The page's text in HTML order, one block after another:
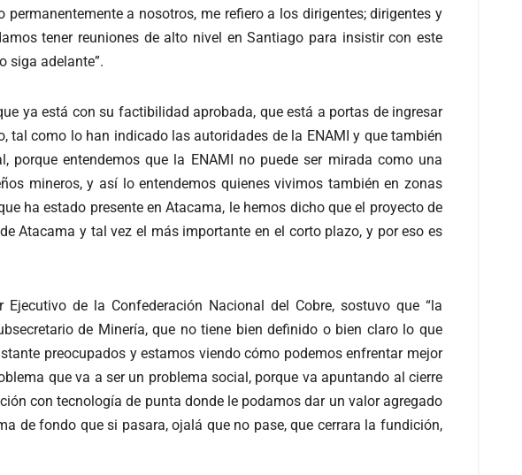
a nosotros, me refiero a los dirigentes; dirigentes y
tener reuniones de alto nivel en Santiago para insistir con este
siga adelante”.
ya está con su factibilidad aprobada, que está a portas de ingresar
tal como lo han indicado las autoridades de la ENAMI y que también
entendemos que la ENAMI no puede ser mirada como una
mineros, y así lo entendemos quienes vivimos también en zonas
ha estado presente en Atacama, le hemos dicho que el proyecto de
Atacama y tal vez el más importante en el corto plazo, y por eso es
de la Confederación Nacional del Cobre, sostuvo que “la
de Minería, que no tiene bien definido o bien claro lo que
preocupados y estamos viendo cómo podemos enfrentar mejor
que va a ser un problema social, porque va apuntando al cierre
con tecnología de punta donde le podamos dar un valor agregado
de fondo que si pasara, ojalá que no pase, que cerrara la fundición,